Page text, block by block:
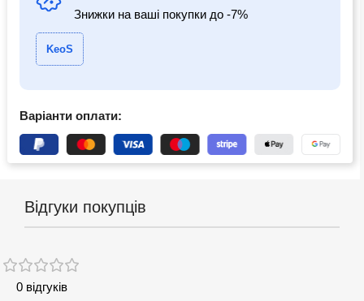
Знижки на ваші покупки до -7%
KeoS
Варіанти оплати:
Відгуки покупців
0 відгуків